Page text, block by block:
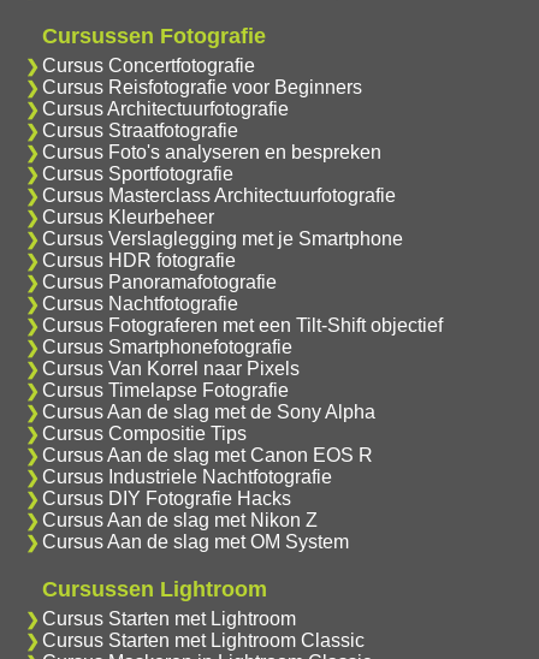
Cursussen Fotografie
Cursus Concertfotografie
Cursus Reisfotografie voor Beginners
Cursus Architectuurfotografie
Cursus Straatfotografie
Cursus Foto's analyseren en bespreken
Cursus Sportfotografie
Cursus Masterclass Architectuurfotografie
Cursus Kleurbeheer
Cursus Verslaglegging met je Smartphone
Cursus HDR fotografie
Cursus Panoramafotografie
Cursus Nachtfotografie
Cursus Fotograferen met een Tilt-Shift objectief
Cursus Smartphonefotografie
Cursus Van Korrel naar Pixels
Cursus Timelapse Fotografie
Cursus Aan de slag met de Sony Alpha
Cursus Compositie Tips
Cursus Aan de slag met Canon EOS R
Cursus Industriele Nachtfotografie
Cursus DIY Fotografie Hacks
Cursus Aan de slag met Nikon Z
Cursus Aan de slag met OM System
Cursussen Lightroom
Cursus Starten met Lightroom
Cursus Starten met Lightroom Classic